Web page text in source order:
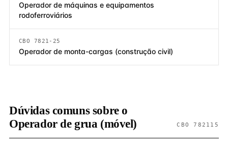
Operador de máquinas e equipamentos
rodoferroviários
CBO 7821-25
Operador de monta-cargas (construção civil)
Dúvidas comuns sobre o
Operador de grua (móvel)
CBO 782115